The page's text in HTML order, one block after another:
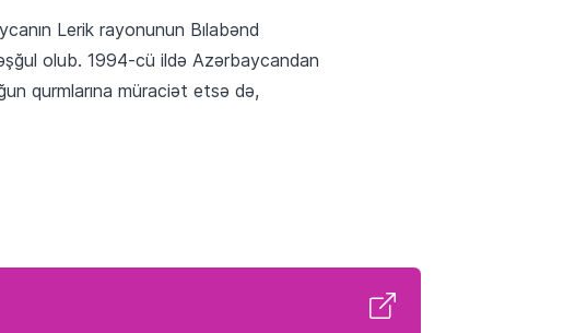
Lerik rayonunun Bılabənd
olub. 1994-cü ildə Azərbaycandan
qurmlarına müraciət etsə də,